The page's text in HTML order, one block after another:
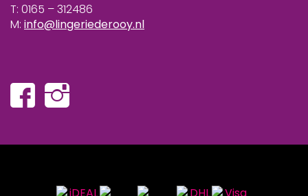
T: 0165 – 312486
M: info@lingeriederooy.nl